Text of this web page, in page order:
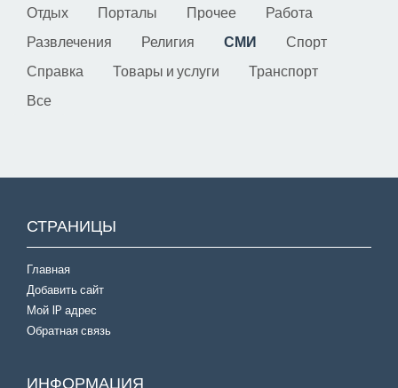
Отдых
Порталы Прочее
Работа
Развлечения
Религия СМИ
Спорт
Справка
Товары и услуги
Транспорт
Все
СТРАНИЦЫ
Главная
Добавить сайт
Мой IP адрес
Обратная связь
ИНФОРМАЦИЯ